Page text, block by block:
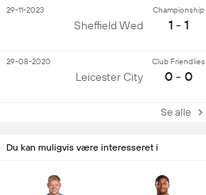
Sheffield Wed
Championship
1 - 1
29-11-2023
Leicester City
Club Friendlies
0 - 0
29-08-2020
Se alle
Du kan muligvis være interesseret i